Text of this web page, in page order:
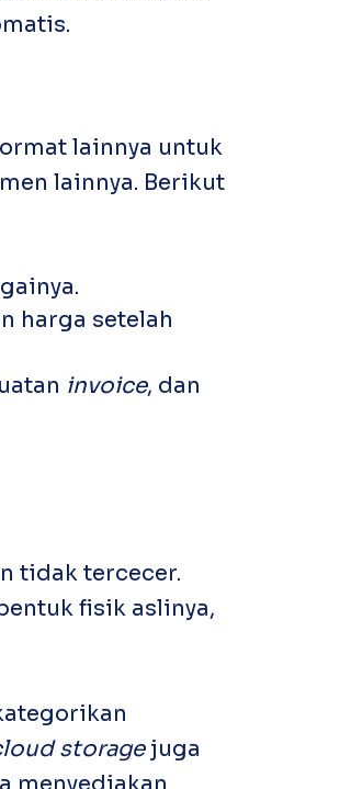
lainnya untuk
lainnya. Berikut
harga setelah
invoice, dan
tidak tercecer.
fisik aslinya,
storagejuga